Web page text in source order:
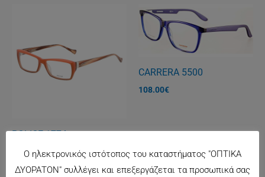
POLICE 1774
148.00€
CARRERA 5500
108.00€
Ο ηλεκτρονικός ιστότοπος του καταστήματος "ΟΠΤΙΚΑ
ΔΥΟΡΑΤΟΝ" συλλέγει και επεξεργάζεται τα προσωπικά σας